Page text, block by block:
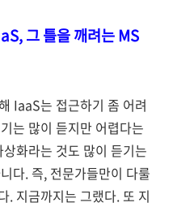
그 틀을 깨려는 MS
IaaS는 접근하기 좀 어려
는 많이 듣지만 어렵다는
화라는 것도 많이 듣기는
다. 즉, 전문가들만이 다룰
. 지금까지는 그랬다. 또 지